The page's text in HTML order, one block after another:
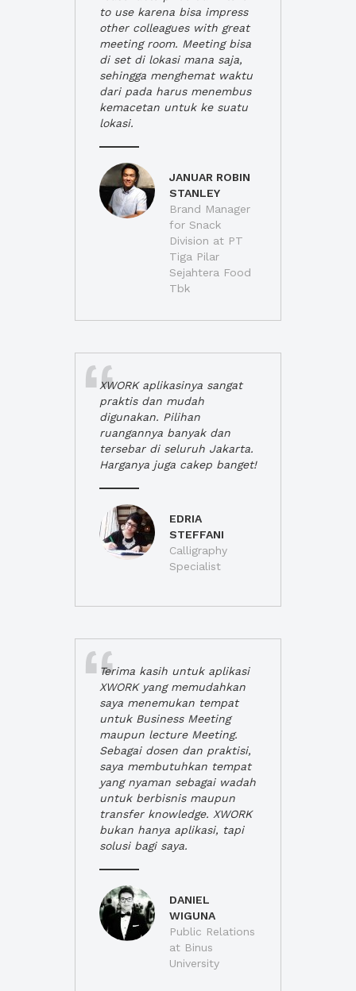
to use karena bisa impress
other colleagues with great
meeting room. Meeting bisa
di set di lokasi mana saja,
sehingga menghemat waktu
dari pada harus menembus
kemacetan untuk ke suatu
lokasi.
JANUAR ROBIN
STANLEY
Brand Manager
for Snack
Division at PT
Tiga Pilar
Sejahtera Food
Tbk
XWORK aplikasinya sangat
praktis dan mudah
digunakan. Pilihan
ruangannya banyak dan
tersebar di seluruh Jakarta.
Harganya juga cakep banget!
EDRIA
STEFFANI
Calligraphy
Specialist
Terima kasih untuk aplikasi
XWORK yang memudahkan
saya menemukan tempat
untuk Business Meeting
maupun lecture Meeting.
Sebagai dosen dan praktisi,
saya membutuhkan tempat
yang nyaman sebagai wadah
untuk berbisnis maupun
transfer knowledge. XWORK
bukan hanya aplikasi, tapi
solusi bagi saya.
DANIEL
WIGUNA
Public Relations
at Binus
University